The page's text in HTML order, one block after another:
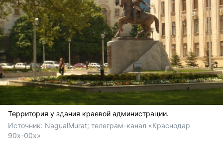
Территория у здания краевой администрации.
Источник: NagualMurat; телеграм-канал «Краснодар
90х-00х»